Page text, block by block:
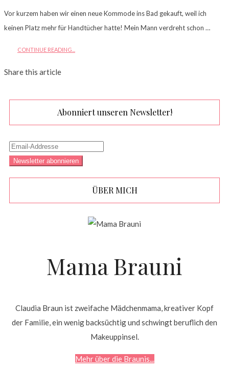
Vor kurzem haben wir einen neue Kommode ins Bad gekauft, weil ich
keinen Platz mehr für Handtücher hatte! Mein Mann verdreht schon …
CONTINUE READING...
Share this article
Abonniert unseren Newsletter!
ÜBER MICH
Mama Brauni
Claudia Braun ist zweifache Mädchenmama, kreativer Kopf
der Familie, ein wenig backsüchtig und schwingt beruflich den
Makeuppinsel.
Mehr über die Braunis...